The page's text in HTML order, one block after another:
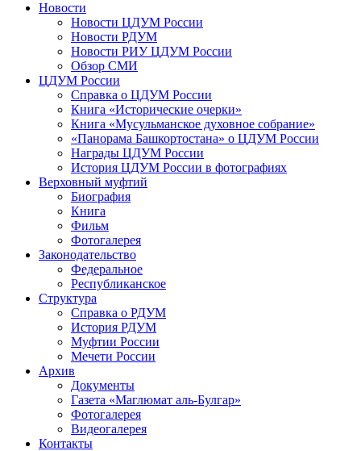
Новости
Новости ЦДУМ России
Новости РДУМ
Новости РИУ ЦДУМ России
Обзор СМИ
ЦДУМ России
Справка о ЦДУМ России
Книга «Исторические очерки»
Книга «Мусульманское духовное собрание»
«Панорама Башкортостана» о ЦДУМ России
Награды ЦДУМ России
История ЦДУМ России в фотографиях
Верховный муфтий
Биография
Книга
Фильм
Фотогалерея
Законодательство
Федеральное
Республиканское
Структура
Справка о РДУМ
История РДУМ
Муфтии России
Мечети России
Архив
Документы
Газета «Маглюмат аль-Булгар»
Фотогалерея
Видеогалерея
Контакты